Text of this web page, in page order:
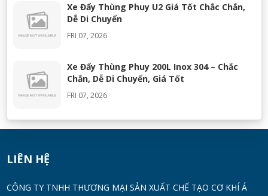
Xe Đẩy Thùng Phuy U2 Giá Tốt Chắc Chắn,
Dễ Di Chuyển
FRI 07, 2026
Xe Đẩy Thùng Phuy 200L Inox 304 – Chắc
Chắn, Dễ Di Chuyển, Giá Tốt
FRI 07, 2026
Máy Khuấy Silicon Inox 304 Chính Hãng |
Thùng Phuy 200L Inox 304 Chính Hãng
LIÊN HỆ
CÔNG TY TNHH THƯƠNG MẠI SẢN XUẤT CHẾ TẠO CƠ KHÍ Á